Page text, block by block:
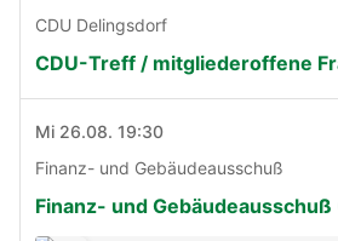
CDU Delingsdorf
CDU-Treff / mitgliederoffene
Mi 26.08. 19:30
Finanz- und Gebäudeausschuß
Finanz- und Gebäudeausschuß